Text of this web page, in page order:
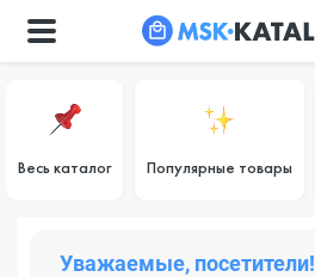
Весь каталог Популярные товары
Уважаемые, посетители!